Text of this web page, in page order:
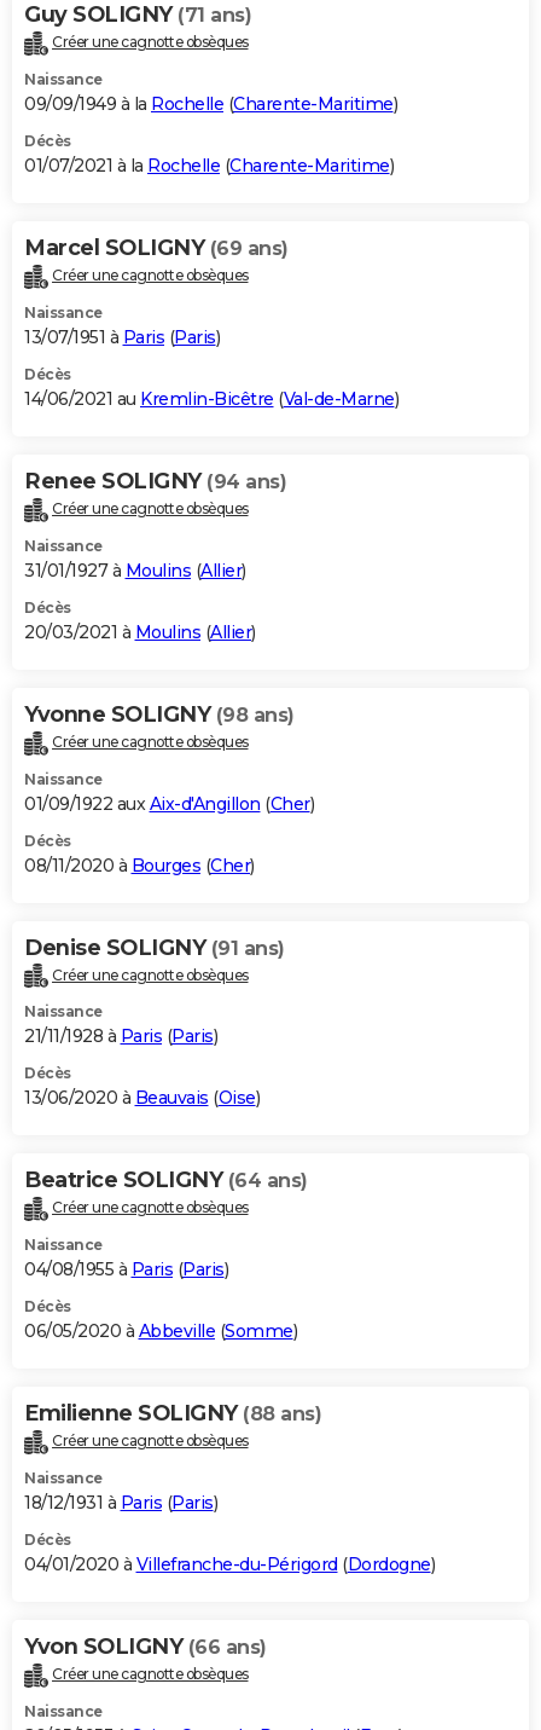
Guy SOLIGNY (71 ans)
Créer une cagnotte obsèques
Naissance
09/09/1949 à la Rochelle (Charente-Maritime)
Décès
01/07/2021 à la Rochelle (Charente-Maritime)
Marcel SOLIGNY (69 ans)
Créer une cagnotte obsèques
Naissance
13/07/1951 à Paris (Paris)
Décès
14/06/2021 au Kremlin-Bicêtre (Val-de-Marne)
Renee SOLIGNY (94 ans)
Créer une cagnotte obsèques
Naissance
31/01/1927 à Moulins (Allier)
Décès
20/03/2021 à Moulins (Allier)
Yvonne SOLIGNY (98 ans)
Créer une cagnotte obsèques
Naissance
01/09/1922 aux Aix-d'Angillon (Cher)
Décès
08/11/2020 à Bourges (Cher)
Denise SOLIGNY (91 ans)
Créer une cagnotte obsèques
Naissance
21/11/1928 à Paris (Paris)
Décès
13/06/2020 à Beauvais (Oise)
Beatrice SOLIGNY (64 ans)
Créer une cagnotte obsèques
Naissance
04/08/1955 à Paris (Paris)
Décès
06/05/2020 à Abbeville (Somme)
Emilienne SOLIGNY (88 ans)
Créer une cagnotte obsèques
Naissance
18/12/1931 à Paris (Paris)
Décès
04/01/2020 à Villefranche-du-Périgord (Dordogne)
Yvon SOLIGNY (66 ans)
Créer une cagnotte obsèques
Naissance